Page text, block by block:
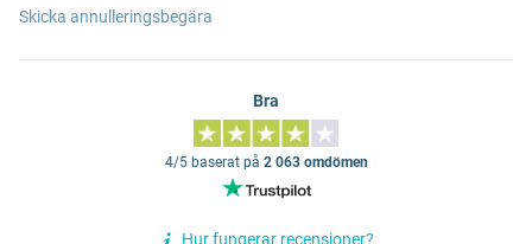
Skicka annulleringsbegära
Bra
4/5 baserat på 2 063 omdömen
Hur fungerar recensioner?